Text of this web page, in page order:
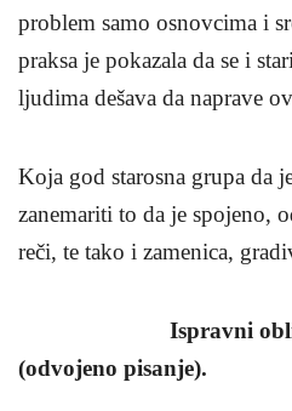
problem samo osnovcima i
praksa je pokazala da se i
ljudima dešava da naprave
Koja god starosna grupa da
zanemariti to da je spojeno,
reči, te tako i zamenica,
Ispravni oblik
(odvojeno pisanje).